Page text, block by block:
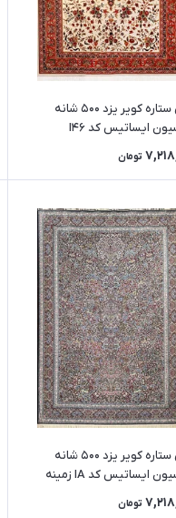
فرش ستاره کویر یزد 500 شانه
کلکسیون ایساتیس کد I46
متنوع)
تومان
فرش ستاره کویر یزد 500 شانه
کلکسیون ایساتیس کد IA زمینه
ای
تومان